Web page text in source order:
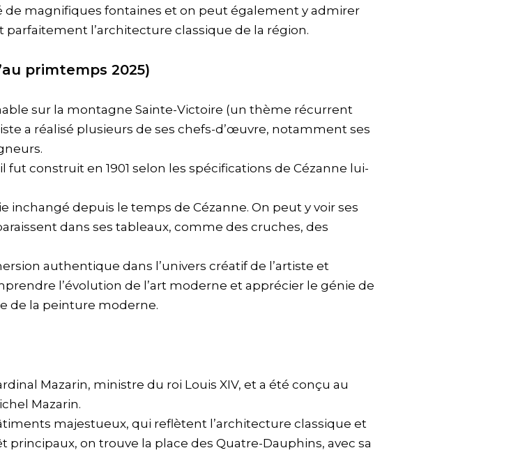
magnifiques fontaines et on peut également y admirer
l’architecture classique de la région.
primtemps 2025)
sur la montagne Sainte-Victoire (un thème récurrent
a réalisé plusieurs de ses chefs-d’œuvre, notamment ses
fut construit en 1901 selon les spécifications de Cézanne lui-
inchangé depuis le temps de Cézanne. On peut y voir ses
dans ses tableaux, comme des cruches, des
authentique dans l’univers créatif de l’artiste et
l’évolution de l’art moderne et apprécier le génie de
de la peinture moderne.
Mazarin, ministre du roi Louis XIV, et a été conçu au
Mazarin.
majestueux, qui reflètent l’architecture classique et
principaux, on trouve la place des Quatre-Dauphins, avec sa